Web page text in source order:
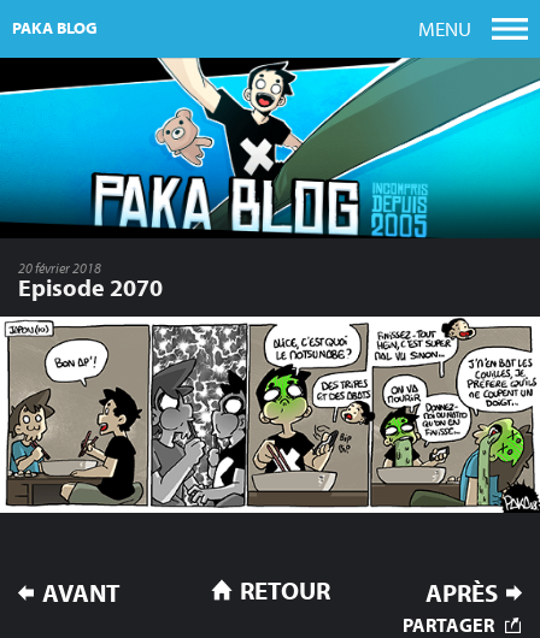
PAKA BLOG MENU
20 février 2018
Episode 2070
NAVIGATION
DE
AVANT APRÈS
RETOUR
PARTAGER